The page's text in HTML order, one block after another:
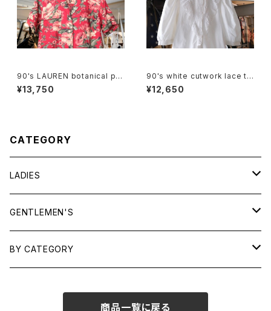
90's LAUREN botanical pri
nted linen open collar Shir
t
¥13,750
90's white cutwork lace tri
mmed cotton Blouse
¥12,650
CATEGORY
LADIES
TOPS
SHIRTS
OUTERWEAR
GENTLEMEN'S
TOPS
BY CATEGORY
商品一覧に戻る